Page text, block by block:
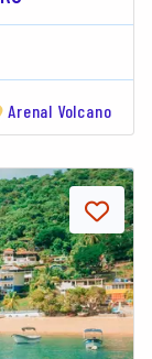
Arenal Volcano